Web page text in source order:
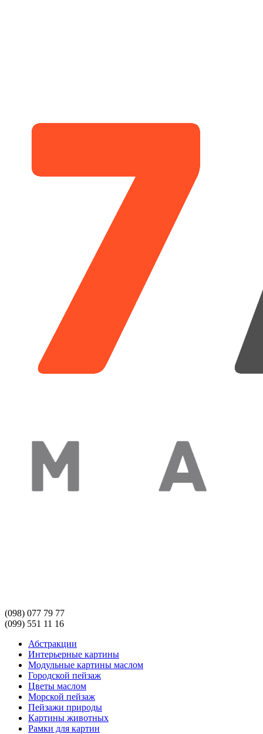
(098) 077 79 77
(099) 551 11 16
Абстракции
Интерьерные картины
Модульные картины маслом
Городской пейзаж
Цветы маслом
Морской пейзаж
Пейзажи природы
Картины животных
Рамки для картин